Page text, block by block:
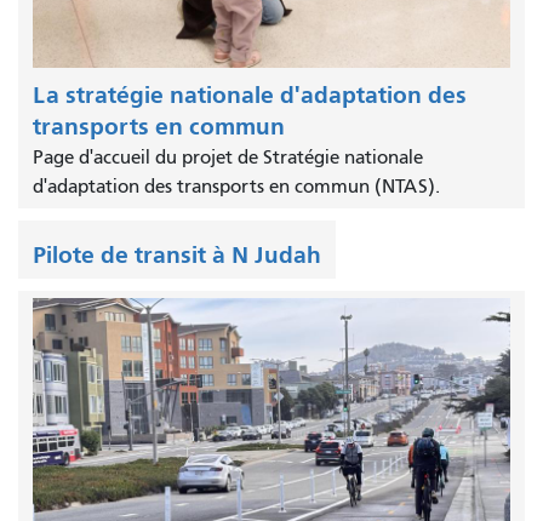
La stratégie nationale d'adaptation des
transports en commun
Page d'accueil du projet de Stratégie nationale
d'adaptation des transports en commun (NTAS).
Pilote de transit à N Judah